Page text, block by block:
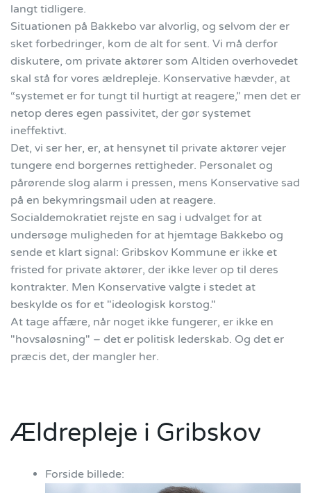
langt tidligere.
Situationen på Bakkebo var alvorlig, og selvom der er
sket forbedringer, kom de alt for sent. Vi må derfor
diskutere, om private aktører som Altiden overhovedet
skal stå for vores ældrepleje. Konservative hævder, at
“systemet er for tungt til hurtigt at reagere,” men det er
netop deres egen passivitet, der gør systemet
ineffektivt.
Det, vi ser her, er, at hensynet til private aktører vejer
tungere end borgernes rettigheder. Personalet og
pårørende slog alarm i pressen, mens Konservative sad
på en bekymringsmail uden at reagere.
Socialdemokratiet rejste en sag i udvalget for at
undersøge muligheden for at hjemtage Bakkebo og
sende et klart signal: Gribskov Kommune er ikke et
fristed for private aktører, der ikke lever op til deres
kontrakter. Men Konservative valgte i stedet at
beskylde os for et "ideologisk korstog."
At tage affære, når noget ikke fungerer, er ikke en
"hovsaløsning" – det er politisk lederskab. Og det er
præcis det, der mangler her.
Ældrepleje i Gribskov
Forside billede: